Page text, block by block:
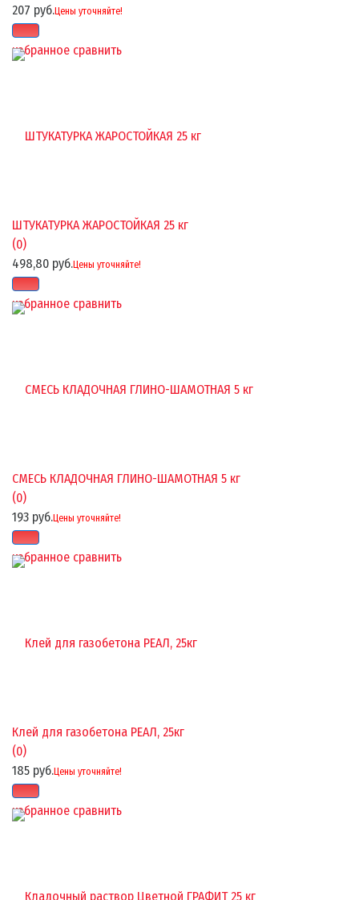
избранное сравнить
207 руб.Цены уточняйте!
избранное сравнить
ШТУКАТУРКА ЖАРОСТОЙКАЯ 25 кг
(0)
498,80 руб.Цены уточняйте!
избранное сравнить
СМЕСЬ КЛАДОЧНАЯ ГЛИНО-ШАМОТНАЯ 5 кг
(0)
193 руб.Цены уточняйте!
избранное сравнить
Клей для газобетона РЕАЛ, 25кг
(0)
185 руб.Цены уточняйте!